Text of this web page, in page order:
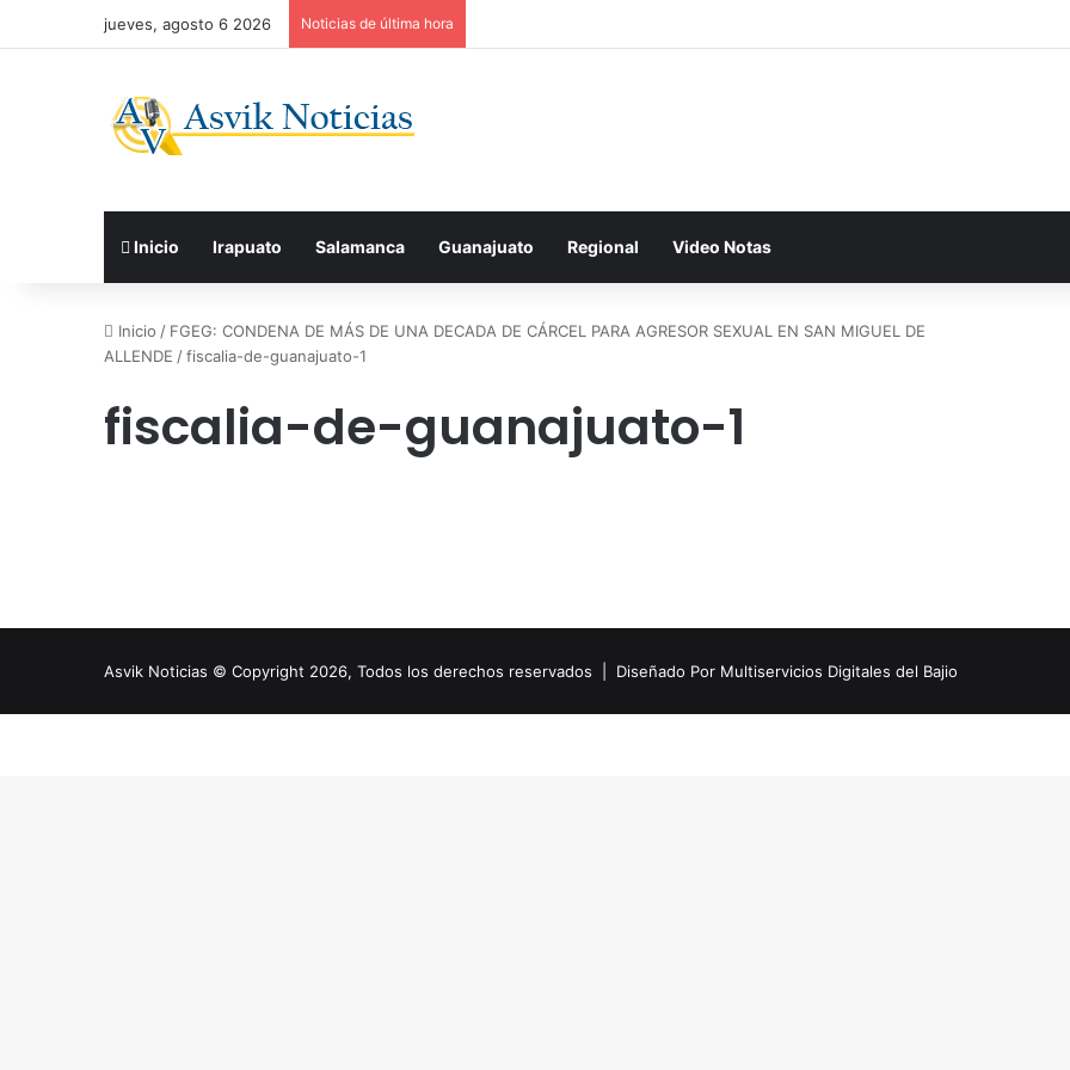
jueves, agosto 6 2026 Noticias de última hora
Inicio Irapuato Salamanca Guanajuato Regional Video Notas
Inicio / FGEG: CONDENA DE MÁS DE UNA DECADA DE CÁRCEL PARA AGRESOR SEXUAL EN SAN MIGUEL DE
ALLENDE /fiscalia-de-guanajuato-1
fiscalia-de-guanajuato-1
Asvik Noticias © Copyright 2026, Todos los derechos reservados | Diseñado Por Multiservicios Digitales del Bajio